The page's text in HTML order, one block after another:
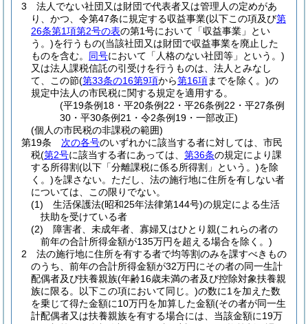
3
法人でない社団又は財団で代表者又は管理人の定めがあ
り、かつ、令第47条に規定する収益事業(以下この項及び第
26条第1項第2号の表の第1号において「収益事業」とい
う。)を行うもの(当該社団又は財団で収益事業を廃止した
ものを含む。 同号において「人格のない社団等」という。)
又は法人課税信託の引受けを行うものは、法人とみなし
て、この節(第33条の16第9項から第16項までを除く。)の
規定中法人の市民税に関する規定を適用する。
(平19条例18・平20条例22・平26条例22・平27条例
30・平30条例21・令2条例19・一部改正)
(個人の市民税の非課税の範囲)
第19条
次の各号のいずれかに該当する者に対しては、市民
税(第2号に該当する者にあっては、 第36条の規定により課
する所得割(以下「分離課税に係る所得割」という。)を除
く。)を課さない。 ただし、法の施行地に住所を有しない者
については、この限りでない。
(1)
生活保護法(昭和25年法律第144号)の規定による生活
扶助を受けている者
(2)
障害者、未成年者、寡婦又はひとり親(これらの者の
前年の合計所得金額が135万円を超える場合を除く。)
2
法の施行地に住所を有する者で均等割のみを課すべきもの
のうち、前年の合計所得金額が32万円にその者の同一生計
配偶者及び扶養親族(年齢16歳未満の者及び控除対象扶養親
族に限る。以下この項において同じ。)の数に1を加えた数
を乗じて得た金額に10万円を加算した金額(その者が同一生
計配偶者又は扶養親族を有する場合には、当該金額に19万